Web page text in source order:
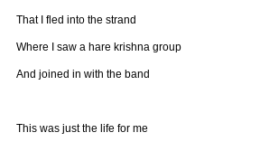
That I fled into the strand
Where I saw a hare krishna group
And joined in with the band
This was just the life for me